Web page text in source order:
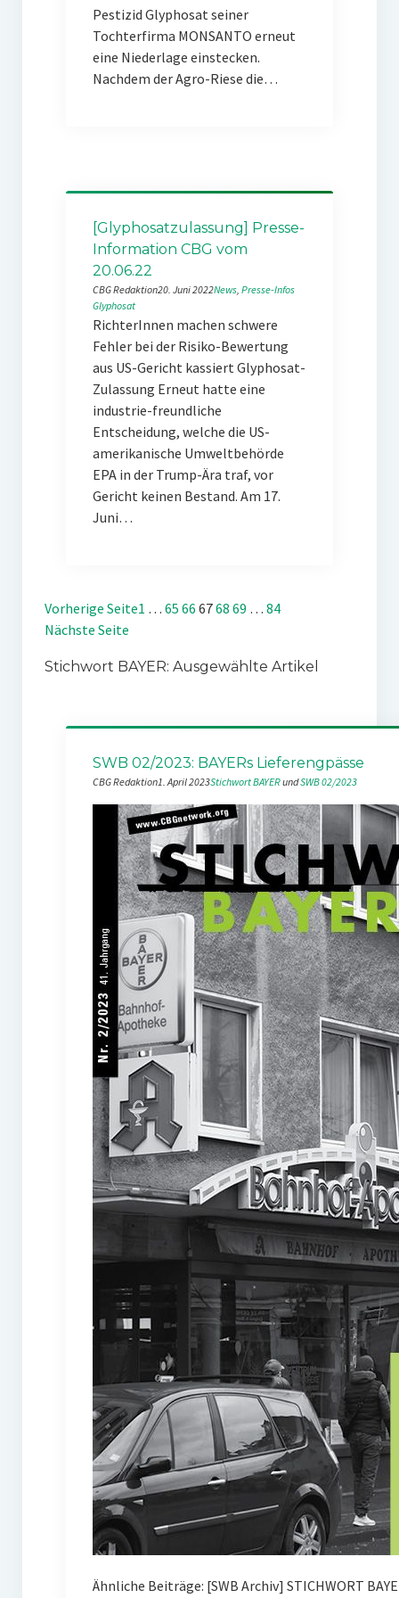
Pestizid Glyphosat seiner
Tochterfirma MONSANTO erneut
eine Niederlage einstecken.
Nachdem der Agro-Riese die…
[Glyphosatzulassung] Presse-
Information CBG vom
20.06.22
CBG Redaktion20. Juni 2022News, Presse-Infos
Glyphosat
RichterInnen machen schwere
Fehler bei der Risiko-Bewertung
aus US-Gericht kassiert Glyphosat-
Zulassung Erneut hatte eine
industrie-freundliche
Entscheidung, welche die US-
amerikanische Umweltbehörde
EPA in der Trump-Ära traf, vor
Gericht keinen Bestand. Am 17.
Juni…
Vorherige Seite1 … 65 66 6768 69 … 84
Nächste Seite
Stichwort BAYER: Ausgewählte Artikel
SWB 02/2023: BAYERs Lieferengpässe
CBG Redaktion1. April 2023Stichwort BAYER und SWB 02/2023
Ähnliche Beiträge: [SWB Archiv] STICHWORT